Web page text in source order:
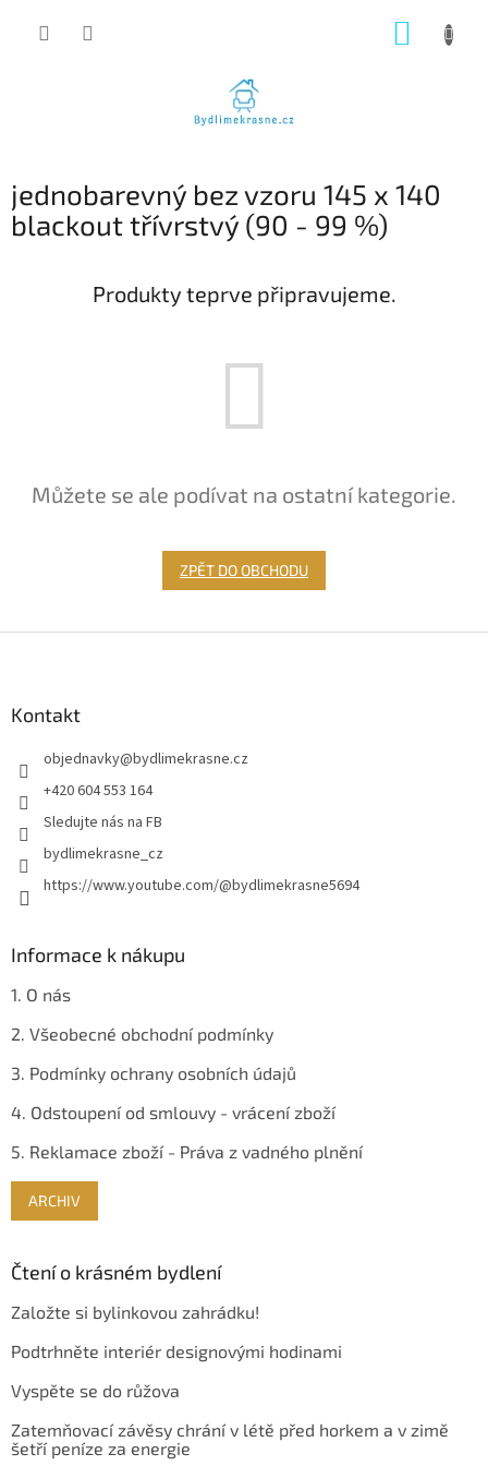
jednobarevný bez vzoru 145 x 140
blackout třívrstvý (90 - 99 %)
Produkty teprve připravujeme.
Můžete se ale podívat na ostatní kategorie.
ZPĚT DO OBCHODU
Kontakt
objednavky@bydlimekrasne.cz
+420 604 553 164
Sledujte nás na FB
bydlimekrasne_cz
https://www.youtube.com/@bydlimekrasne5694
Informace k nákupu
1. O nás
2. Všeobecné obchodní podmínky
3. Podmínky ochrany osobních údajů
4. Odstoupení od smlouvy - vrácení zboží
5. Reklamace zboží - Práva z vadného plnění
ARCHIV
Čtení o krásném bydlení
Založte si bylinkovou zahrádku!
Podtrhněte interiér designovými hodinami
Vyspěte se do růžova
Zatemňovací závěsy chrání v létě před horkem a v zimě
šetří peníze za energie